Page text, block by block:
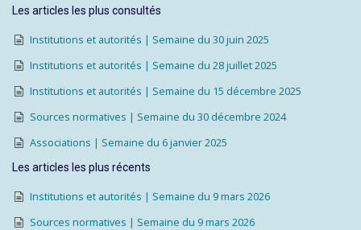
Les articles les plus consultés
Institutions et autorités | Semaine du 30 juin 2025
Institutions et autorités | Semaine du 28 juillet 2025
Institutions et autorités | Semaine du 15 décembre 2025
Sources normatives | Semaine du 30 décembre 2024
Associations | Semaine du 6 janvier 2025
Les articles les plus récents
Institutions et autorités | Semaine du 9 mars 2026
Sources normatives | Semaine du 9 mars 2026